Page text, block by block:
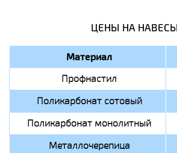
ЦЕНЫ НА
Материал
Профнастил
Поликарбонат сотовый
Поликарбонат монолитный
Металлочерепица